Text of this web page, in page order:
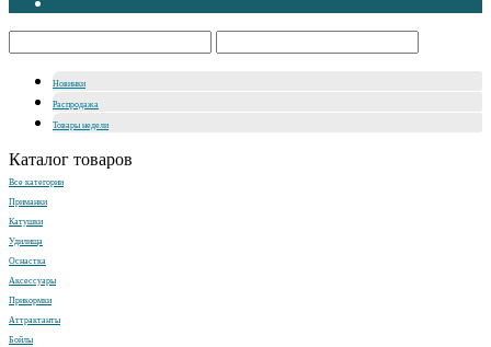
Новинки
Распродажа
Товары недели
Каталог товаров
Все категории
Приманки
Катушки
Удилища
Оснастка
Аксессуары
Прикормки
Аттрактанты
Бойлы